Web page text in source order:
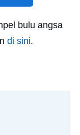
bulu angsa
di sini.